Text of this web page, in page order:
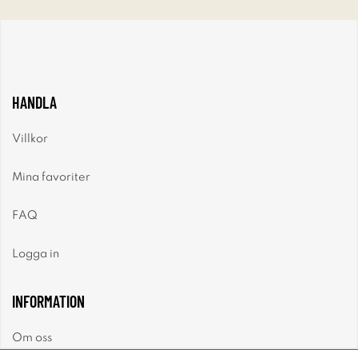
HANDLA
Villkor
Mina favoriter
FAQ
Logga in
INFORMATION
Om oss